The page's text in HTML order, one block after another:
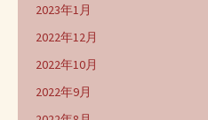
2023年1月
2022年12月
2022年10月
2022年9月